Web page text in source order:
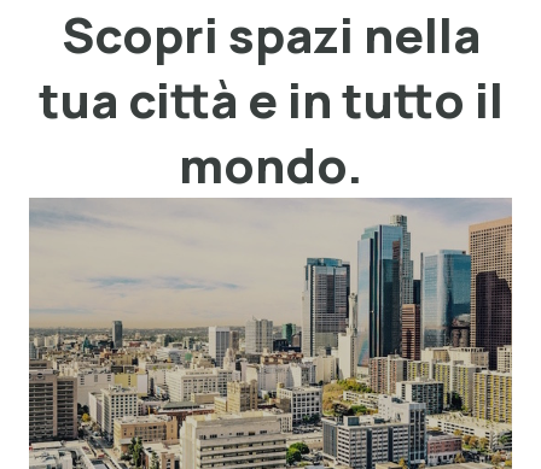
Scopri spazi nella
tua città e in tutto il
mondo.